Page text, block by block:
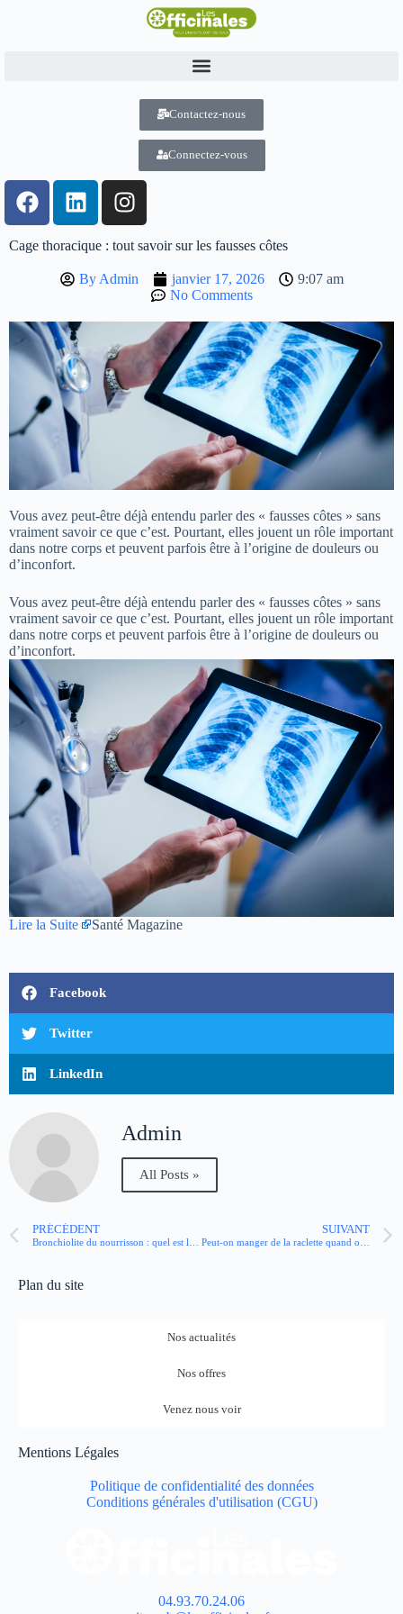
Contactez-nous
Connectez-vous
Cage thoracique : tout savoir sur les fausses côtes
ByAdmin janvier 17, 2026
9:07 am
No Comments
Vous avez peut-être déjà entendu parler des « fausses côtes » sans
vraiment savoir ce que c’est. Pourtant, elles jouent un rôle important
dans notre corps et peuvent parfois être à l’origine de douleurs ou
d’inconfort.
Vous avez peut-être déjà entendu parler des « fausses côtes » sans
vraiment savoir ce que c’est. Pourtant, elles jouent un rôle important
dans notre corps et peuvent parfois être à l’origine de douleurs ou
d’inconfort.
Lire la Suite Santé Magazine
Facebook
Twitter
LinkedIn
Admin
All Posts »
PRÉCÉDENT SUIVANT
Plan du site
Nos actualités
Nos offres
Venez nous voir
Mentions Légales
Politique de confidentialité des données
Conditions générales d'utilisation (CGU)
04.93.70.24.06